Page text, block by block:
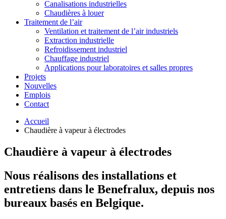
Canalisations industrielles
Chaudières à louer
Traitement de l’air
Ventilation et traitement de l’air industriels
Extraction industrielle
Refroidissement industriel
Chauffage industriel
Applications pour laboratoires et salles propres
Projets
Nouvelles
Emplois
Contact
Accueil
Chaudière à vapeur à électrodes
Chaudière à vapeur à électrodes
Nous réalisons des installations et
entretiens dans le Benefralux, depuis nos
bureaux basés en Belgique.